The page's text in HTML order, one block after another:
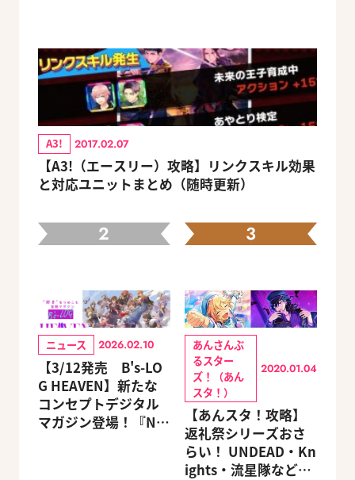
A3! 2017.02.07
【A3!（エースリー）攻略】リンクスキル効果
と対応ユニットまとめ（随時更新）
2
ニュース 2026.02.10
【3/12発売 B's-LO
G HEAVEN】新たな
コンセプトデジタル
マガジン登場！『NU:
3
あんさんぶ
るスター
ズ！（あん
スタ！）
2020.01.04
【あんスタ！攻略】
返礼祭シリーズおさ
らい！ UNDEAD・Kn
ights・流星隊など、